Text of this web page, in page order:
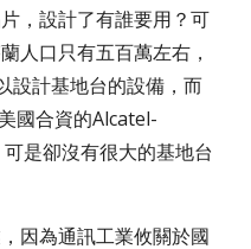
，設計了有誰要用？可
人口只有五百萬左右，
設計基地台的設備，而
國合資的Alcatel-
是卻沒有很大的基地台
因為通訊工業攸關於國